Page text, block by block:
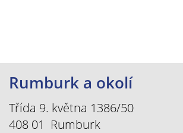
Rumburk a okolí
Třída 9. května 1386/50
408 01 Rumburk